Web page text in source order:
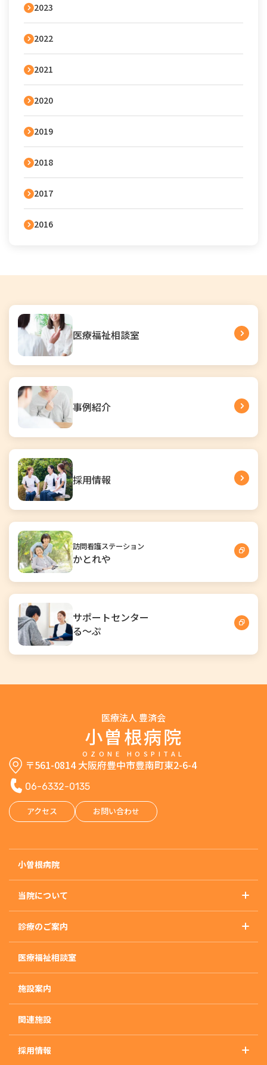
2023
2022
2021
2020
2019
2018
2017
2016
医療福祉相談室
事例紹介
採用情報
訪問看護ステーション
かとれや
サポートセンター
る～ぷ
医療法人 豊済会
小曽根病院
OZONE HOSPITAL
〒561-0814 大阪府豊中市豊南町東2-6-4
06-6332-0135
アクセス お問い合わせ
小曽根病院
当院について
基本理念
概要・沿革・施設基準
診療のご案内
診療のご案内トップ
精神科
入院治療について
入・退院の流れ
入院生活について
医療福祉相談室
施設案内
関連施設
採用情報